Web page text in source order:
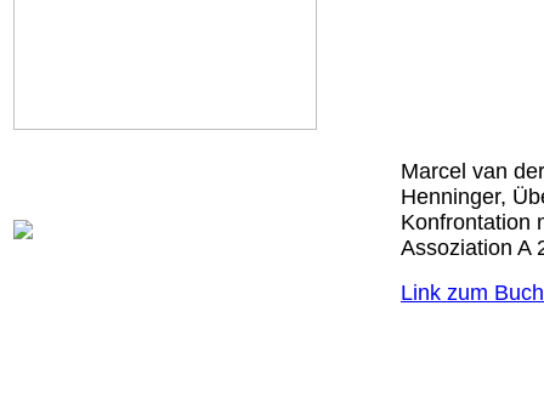
Marcel van
Henninger,
Konfrontation
Assoziation A
Link zum